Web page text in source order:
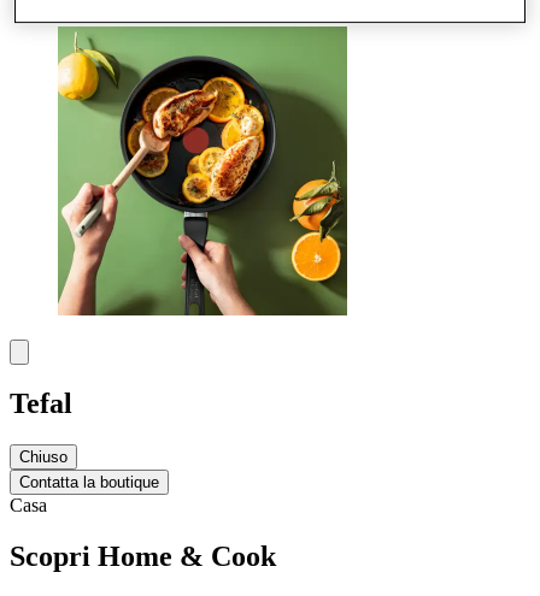
Tefal
Chiuso
Contatta la boutique
Casa
Scopri Home & Cook